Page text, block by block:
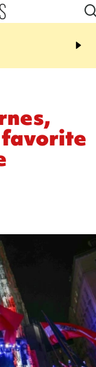
20:06
l'Asie, mort d'une